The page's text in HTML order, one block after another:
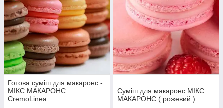
Готова суміш для макаронс -
МІКС МАКАРОНС
CremoLinea
Суміш для макаронс МІКС
МАКАРОНС ( рожевий )